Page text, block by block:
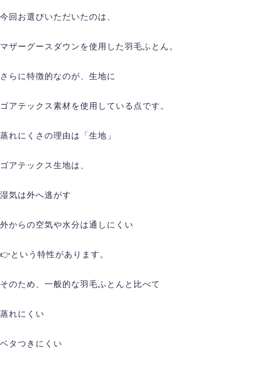
今回お選びいただいたのは、
マザーグースダウンを使用した羽毛ふとん。
さらに特徴的なのが、生地に
ゴアテックス素材を使用している点です。
蒸れにくさの理由は「生地」
ゴアテックス生地は、
湿気は外へ逃がす
外からの空気や水分は通しにくい
👉という特性があります。
そのため、一般的な羽毛ふとんと比べて
蒸れにくい
ベタつきにくい